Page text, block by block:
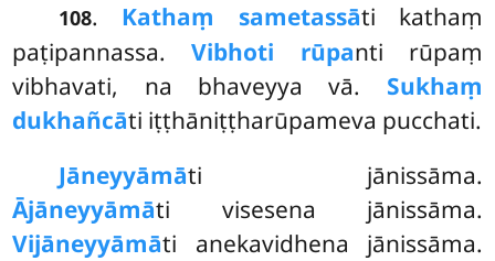
108. Kathaṃ sametassāti kathaṃ
paṭipannassa.Vibhoti rūpanti rūpaṃ
vibhavati, na bhaveyya vā. Sukhaṃ
dukhañcāti iṭṭhāniṭṭharūpameva pucchati.
Jāneyyāmāti jānissāma.
Ājāneyyāmāti visesena jānissāma.
Vijāneyyāmāti anekavidhena jānissāma.